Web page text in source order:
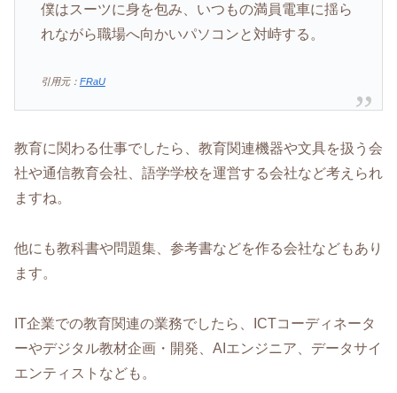
僕はスーツに身を包み、いつもの満員電車に揺ら
れながら職場へ向かいパソコンと対峙する。
引用元： FRaU
教育に関わる仕事でしたら、教育関連機器や文具を扱う会
社や通信教育会社、語学学校を運営する会社など考えられ
ますね。
他にも教科書や問題集、参考書などを作る会社などもあり
ます。
IT企業での教育関連の業務でしたら、ICTコーディネータ
ーやデジタル教材企画・開発、AIエンジニア、データサイ
エンティストなども。